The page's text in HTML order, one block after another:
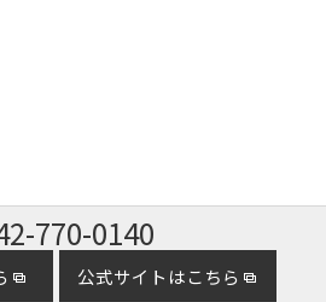
770-0140
公式サイトはこちら